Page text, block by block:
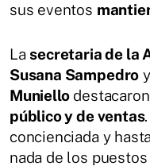
sus eventos
Lasecretaria de la
Susana Sampedro
Muniello
público y de ventas
concienciada y
nada de los